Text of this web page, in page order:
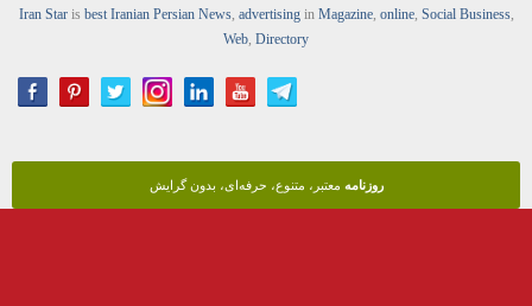
Iran Staris best Iranian Persian News, advertisingin Magazine, online, Social Business,
Web, Directory
روزنامه معتبر، متنوع، حرفه‌ای، بدون گرایش